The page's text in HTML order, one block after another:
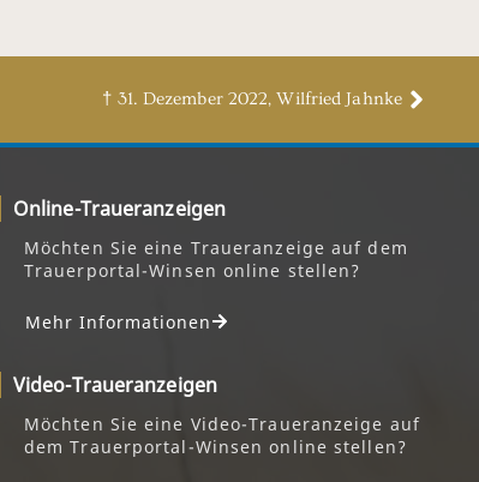
† 31. Dezember 2022, Wilfried Jahnke
Online-Traueranzeigen
Möchten Sie eine Traueranzeige auf dem
Trauerportal-Winsen online stellen?
Mehr Informationen
Video-Traueranzeigen
Möchten Sie eine Video-Traueranzeige auf
dem Trauerportal-Winsen online stellen?